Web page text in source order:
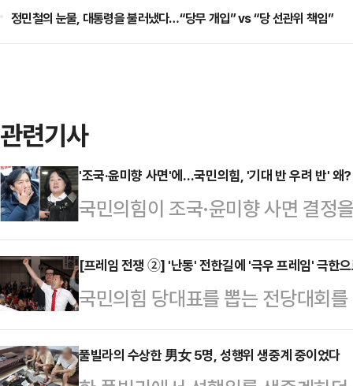
정민철의 눈물, 대통령을 불러냈다…“당무 개입” vs “당 선관위 책임”
관련기사
'조국·윤미향 사면'에…국민의힘, '기대 반 우려 반' 왜?
국민의힘이 조국·윤미향 사면 결정
펼치고 있다. 국민 눈높이에 맞지
통령이 국론 분열을 초래했다는 이
이 대통령의 지지율이 떨어지는 등
감지된다. 하지만 유튜버 전한길 씨
우위를 점하기 어려울 것이란 우려
[프레임 전쟁 ②] '난동' 전한길에 '극우 프레임' 극한
국민의힘 당대표를 뽑는 전당대회
유튜버 전한길 씨가 등장하며 얼룩
이른바 '윤 어게인'의 대표주자 전
풀빌라의 수상한 男女 5명, 성행위 생중계 중이었다